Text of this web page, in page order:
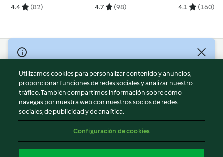
4.4 (82) 4.7 (98) 4.1 (160)
© Copyright 2026
Términos de uso
Política de privacidad
Aviso legal
Información legal
Reportar contenido
Utilizamos cookies para personalizar contenido y anuncios,
proporcionar funciones de redes sociales y analizar nuestro
tráfico. También compartimos información sobre cómo
navegas por nuestra web con nuestros socios de redes
sociales, de publicidad y de analítica.
Configuración de cookies